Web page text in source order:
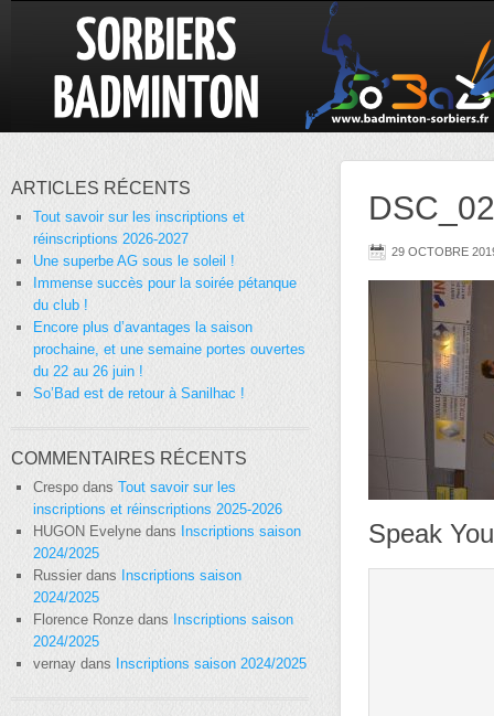
29 OCTOBRE
Speak
ARTICLES RÉCENTS
Tout savoir sur les inscriptions et
réinscriptions 2026-2027
Une superbe AG sous le soleil !
Immense succès pour la soirée pétanque
du club !
Encore plus d’avantages la saison
prochaine, et une semaine portes ouvertes
du 22 au 26 juin !
So’Bad est de retour à Sanilhac !
COMMENTAIRES RÉCENTS
Crespo dans Tout savoir sur les
inscriptions et réinscriptions 2025-2026
HUGON Evelyne dans Inscriptions saison
2024/2025
Russierdans Inscriptions saison
2024/2025
Florence Ronze dans Inscriptions saison
2024/2025
vernay dans Inscriptions saison 2024/2025